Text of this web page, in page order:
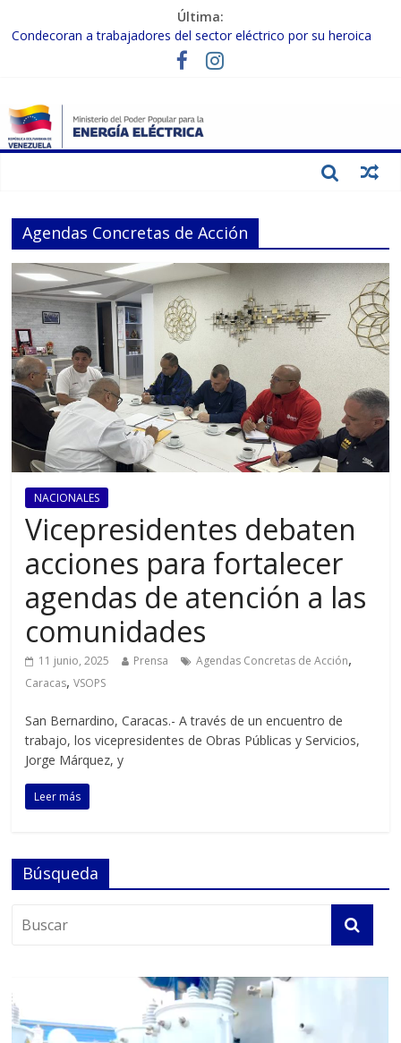
Última:
Condecoran a trabajadores del sector eléctrico por su heroica
labor tras el doble sismo del 24-J
Gobierno Nacional coordina acciones con el sector privado para
Inspeccionan trabajos de rehabilitación en instalaciones del SEN
en Carabobo
Gobierno Nacional activa plan preventivo para fortalecer el SEN
Agendas Concretas de Acción
NACIONALES
Vicepresidentes debaten
acciones para fortalecer
agendas de atención a las
comunidades
11 junio, 2025 Prensa Agendas Concretas de Acción,
Caracas,VSOPS
San Bernardino, Caracas.- A través de un encuentro de
trabajo, los vicepresidentes de Obras Públicas y Servicios,
Jorge Márquez, y
Leer más
Búsqueda